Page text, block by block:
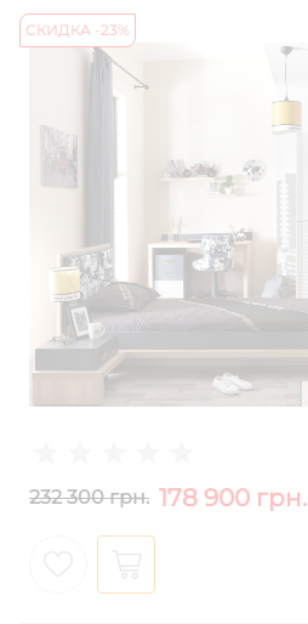
СКИДКА -23%
232 300 грн. 178 900 грн.